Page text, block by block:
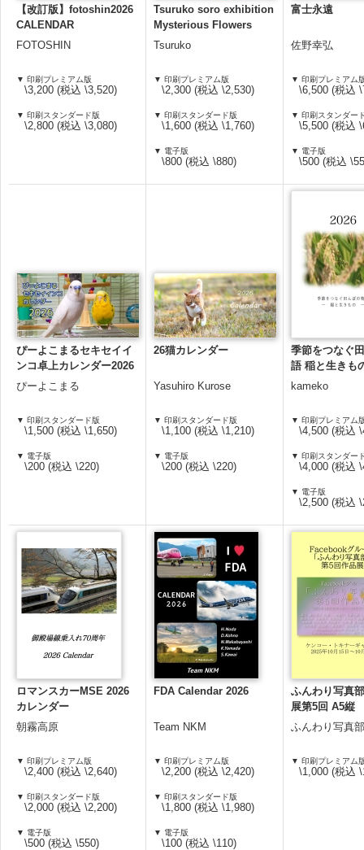
【改訂版】fotoshin2026
CALENDAR
FOTOSHIN
▼ 印刷プレミアム版
\3,200 (税込 \3,520)
▼ 印刷スタンダード版
\2,800 (税込 \3,080)
Tsuruko soro exhibition
Mysterious Flowers
Tsuruko
▼ 印刷プレミアム版
\2,300 (税込 \2,530)
▼ 印刷スタンダード版
\1,600 (税込 \1,760)
▼ 電子版
\800 (税込 \880)
富士永遠
佐野幸弘
▼ 印刷プレミアム
\6,500 (税込
▼ 印刷スタンダー
\5,500 (税込
▼ 電子版
\500 (税込
ぴーよこまるセキセイイ
ンコ卓上カレンダー2026
ぴーよこまる
▼ 印刷スタンダード版
\1,500 (税込 \1,650)
▼ 電子版
\200 (税込 \220)
26猫カレンダー
Yasuhiro Kurose
▼ 印刷スタンダード版
\1,100 (税込 \1,210)
▼ 電子版
\200 (税込 \220)
季節をつなぐ
語 稲と生きも
たどって
kameko
▼ 印刷プレミアム
\4,500 (税込
▼ 印刷スタンダー
\4,000 (税込
▼ 電子版
\2,500 (税込
ロマンスカーMSE 2026
カレンダー
朝霧高原
▼ 印刷プレミアム版
\2,400 (税込 \2,640)
▼ 印刷スタンダード版
\2,000 (税込 \2,200)
▼ 電子版
\500 (税込 \550)
FDA Calendar 2026
Team NKM
▼ 印刷プレミアム版
\2,200 (税込 \2,420)
▼ 印刷スタンダード版
\1,800 (税込 \1,980)
▼ 電子版
\100 (税込 \110)
ふんわり写真
展第5回 A5縦
ふんわり写真部
▼ 印刷プレミアム
\1,000 (税込